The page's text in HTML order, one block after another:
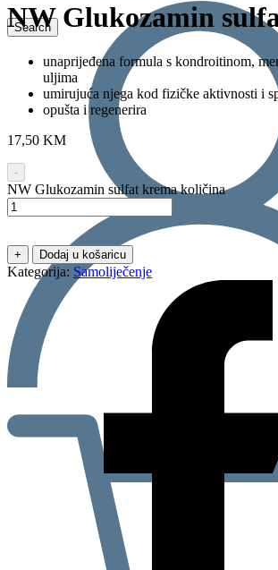
NW Glukozamin
unaprijeđena formula s kondroitinom,
uljima
umirujuća njega kod fizičke aktivnosti i
opušta i regenerira
17,50 KM
-
NW Glukozamin sulfat krema količina
+ Dodaj u košaricu
Kategorija: Samoliječenje